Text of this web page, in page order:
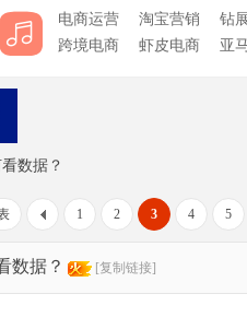
电商运营 淘宝营销
钻
跨境电商
虾皮电商 亚
数据？
1 2 3 4 5
数据？ [复制链接]